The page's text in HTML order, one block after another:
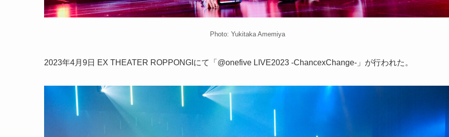
Photo: Yukitaka Amemiya
2023年4月9日 EX THEATER ROPPONGIにて「@onefive LIVE2023 -ChancexChange-」が行われた。